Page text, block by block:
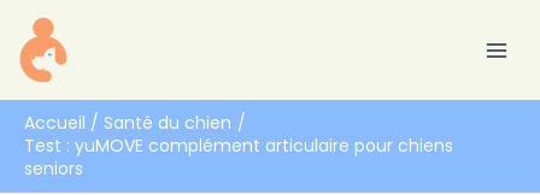
contenu
Accueil
Santé du chien
Test : yuMOVE complément articulaire pour chiens
seniors
e
c
h
e